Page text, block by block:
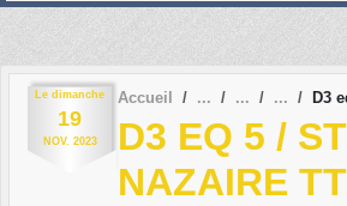
Le dimanche
19
NOV. 2023
Accueil D3
D3 EQ 5 / ST
NAZAIRE